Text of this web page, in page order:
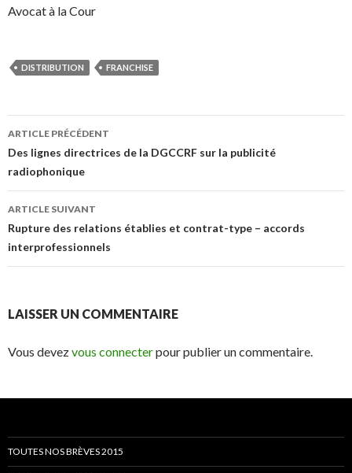
Avocat à la Cour
DISTRIBUTION FRANCHISE
Navigation
des
articles
ARTICLE PRÉCÉDENT
Des lignes directrices de la DGCCRF sur la publicité
radiophonique
ARTICLE SUIVANT
Rupture des relations établies et contrat-type – accords
interprofessionnels
LAISSER UN COMMENTAIRE
Vous devezvous connecterpour publier un commentaire.
TOUTES NOS BRÈVES 2015